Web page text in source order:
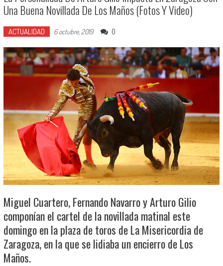
Una Buena Novillada De Los Maños (Fotos Y Video)
ACTUALIDAD 6 octubre, 2019 0
Miguel Cuartero, Fernando Navarro y Arturo Gilio
componían el cartel de la novillada matinal este
domingo en la plaza de toros de La Misericordia de
Zaragoza, en la que se lidiaba un encierro de Los
Maños.